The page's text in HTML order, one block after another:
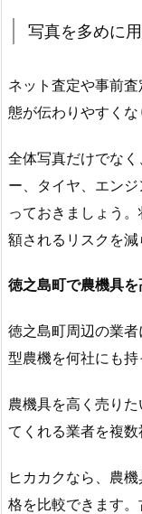
写真を多めに
ネット査定や事前
態が伝わりやすくな
全体写真だけでな
ー、タイヤ、エン
っておきましょう
額されるリスクを減
徳之島町で農機具
徳之島町周辺の業
型農機を何社にも持
農機具を高く売り
てくれる業者を複数
ヒカカクなら、農
格を比較できます